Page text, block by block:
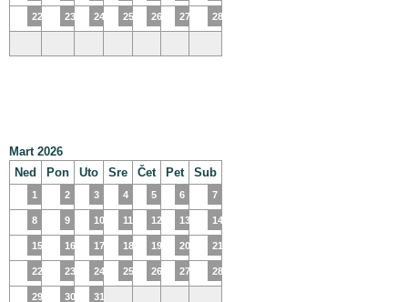
22 23 24 25 26 27 28
Mart 2026
Ned
Pon Uto Sre Čet Pet Sub
1 2 3 4 5 6 7
8 9 10 11 12 13 14
15 16 17 18 19 20 21
22 23 24 25 26 27 28
29 30 31